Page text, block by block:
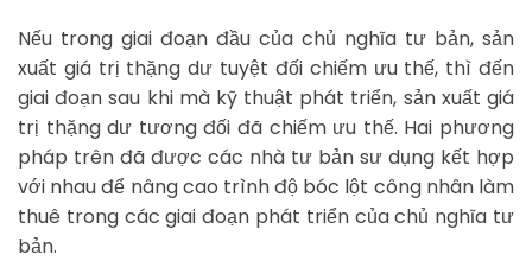
Nếu trong giai đoạn đầu của chủ nghĩa tư bản, sản
xuất giá trị thặng dư tuyệt đối chiếm ưu thế, thì đến
giai đoạn sau khi mà kỹ thuật phát triển, sản xuất giá
trị thặng dư tương đối đã chiếm ưu thế. Hai phương
pháp trên đã được các nhà tư bản sư dụng kết hợp
với nhau để nâng cao trình độ bóc lột công nhân làm
thuê trong các giai đoạn phát triển của chủ nghĩa tư
bản.